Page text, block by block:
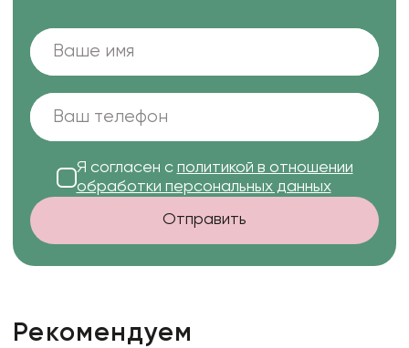
Я согласен с политикой в отношении
обработки персональных данных
Отправить
Рекомендуем